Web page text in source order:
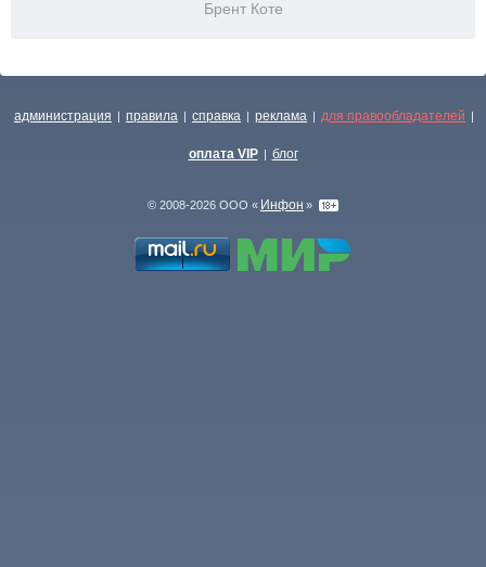
Брент Коте
администрация | правила | справка | реклама | для правообладателей |
оплата VIP | блог
© 2008-2026 ООО « Инфон »